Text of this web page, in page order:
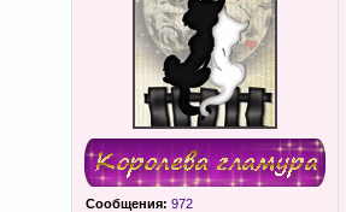
Сообщения: 972